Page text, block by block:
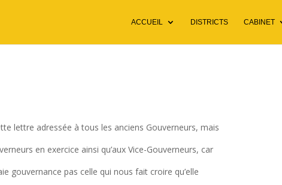
ACCUEIL DISTRICTS CABINET
lettre adressée à tous les anciens Gouverneurs, mais
en exercice ainsi qu’aux Vice-Gouverneurs, car
gouvernance pas celle qui nous fait croire qu’elle